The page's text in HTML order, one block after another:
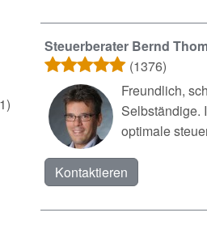
Steuerberater Bernd
(1376)
Freundlich,
Selbständige.
optimale
Kontaktieren